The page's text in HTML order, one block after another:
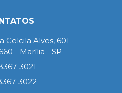
Celcila Alves, 601
- Marília - SP
3021
3022